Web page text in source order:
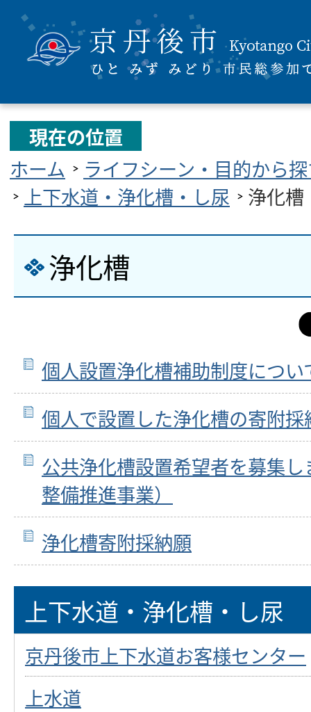
現在の位置
ホーム
ライフシーン・目的から
上下水道・浄化槽・し尿
浄化槽
浄化槽
個人設置浄化槽補助制度につい
個人で設置した浄化槽の寄附採
公共浄化槽設置希望者を募集
整備推進事業）
浄化槽寄附採納願
上下水道・浄化槽・し尿
京丹後市上下水道お客様センター
上水道